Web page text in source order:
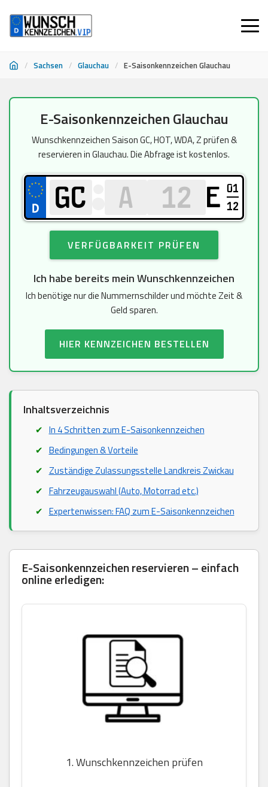
/ Sachsen / Glauchau / E-Saisonkennzeichen Glauchau
springen
E-Saisonkennzeichen Glauchau
Wunschkennzeichen Saison GC, HOT, WDA, Z prüfen &
reservieren in Glauchau. Die Abfrage ist kostenlos.
E 01
12
VERFÜGBARKEIT PRÜFEN
Ich habe bereits mein Wunschkennzeichen
Ich benötige nur die Nummernschilder und möchte Zeit &
Geld sparen.
HIER KENNZEICHEN BESTELLEN
Inhaltsverzeichnis
In 4 Schritten zum E-Saisonkennzeichen
Bedingungen & Vorteile
Zuständige Zulassungsstelle Landkreis Zwickau
Fahrzeugauswahl (Auto, Motorrad etc.)
Expertenwissen: FAQ zum E-Saisonkennzeichen
E-Saisonkennzeichen reservieren – einfach
online erledigen:
1. Wunschkennzeichen prüfen